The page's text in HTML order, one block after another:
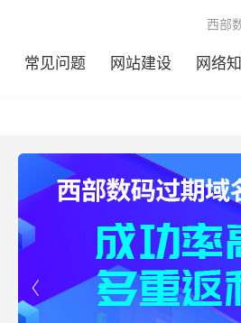
常见问题 网站建设 网络
西部
